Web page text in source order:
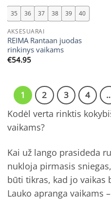
35 36 37 38 39 40
AKSESUARAI
REIMA Rantaan juodas
rinkinys vaikams
€54.95
1 2 3 4
Kodėl verta rinktis
vaikams?
Kai už lango prasideda
nukloja pirmasis
būti tikras, kad jo vaikas
Lauko apranga vaikams